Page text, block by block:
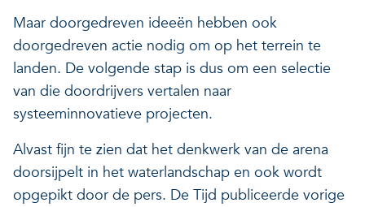
Maar doorgedreven ideeën hebben ook
doorgedreven actie nodig om op het terrein te
landen. De volgende stap is dus om een selectie
van die doordrijvers vertalen naar
systeeminnovatieve projecten.
Alvast fijn te zien dat het denkwerk van de arena
doorsijpelt in het waterlandschap en ook wordt
opgepikt door de pers. De Tijd publiceerde vorige